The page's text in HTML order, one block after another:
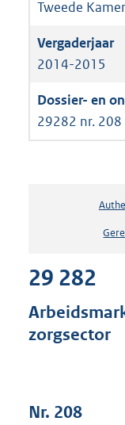
Tweede
2014-2015
29282 nr. 208
29 282
zorgsector
Nr. 208